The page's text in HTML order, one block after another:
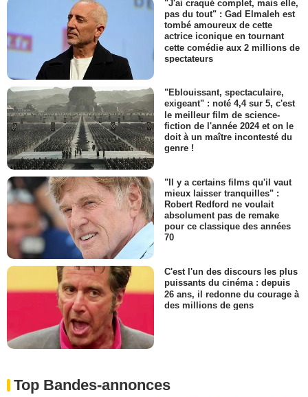
"J'ai craqué complet, mais elle,
pas du tout" : Gad Elmaleh est
tombé amoureux de cette
actrice iconique en tournant
cette comédie aux 2 millions de
spectateurs
"Eblouissant, spectaculaire,
exigeant" : noté 4,4 sur 5, c'est
le meilleur film de science-
fiction de l'année 2024 et on le
doit à un maître incontesté du
genre !
"Il y a certains films qu'il vaut
mieux laisser tranquilles" :
Robert Redford ne voulait
absolument pas de remake
pour ce classique des années
70
C'est l'un des discours les plus
puissants du cinéma : depuis
26 ans, il redonne du courage à
des millions de gens
Top Bandes-annonces